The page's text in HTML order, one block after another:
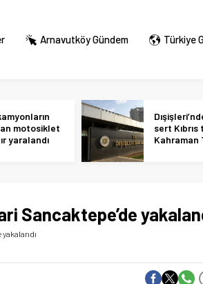
Arnavutköy Gündem Türkiye
motosiklet
yaralandı
sert
Kahraman
Sancaktepe’de